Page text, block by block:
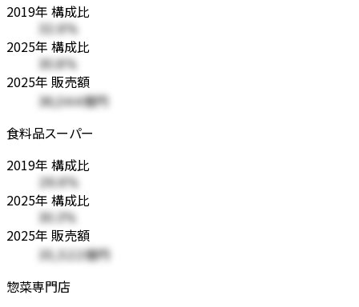
2019年 構成比
32.6%
2025年 構成比
30.8%
2025年 販売額
36,044億円
食料品スーパー
2019年 構成比
26.6%
2025年 構成比
30.3%
2025年 販売額
35,522億円
惣菜専門店